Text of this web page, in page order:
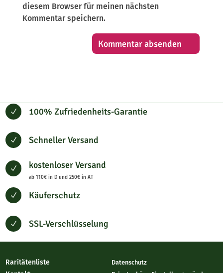
diesem Browser für meinen nächsten
Kommentar speichern.
N 100% Zufriedenheits-Garantie
N Schneller Versand
N kostenloser Versand
ab 110€ in D und 250€ in AT
N Käuferschutz
N SSL-Verschlüsselung
Raritätenliste
Datenschutz